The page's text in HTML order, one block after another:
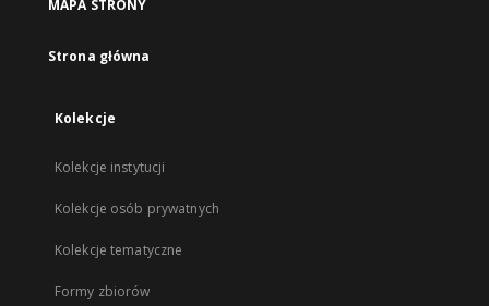
MAPA STRONY
Strona główna
Kolekcje
Kolekcje instytucji
Kolekcje osób prywatnych
Kolekcje tematyczne
Formy zbiorów